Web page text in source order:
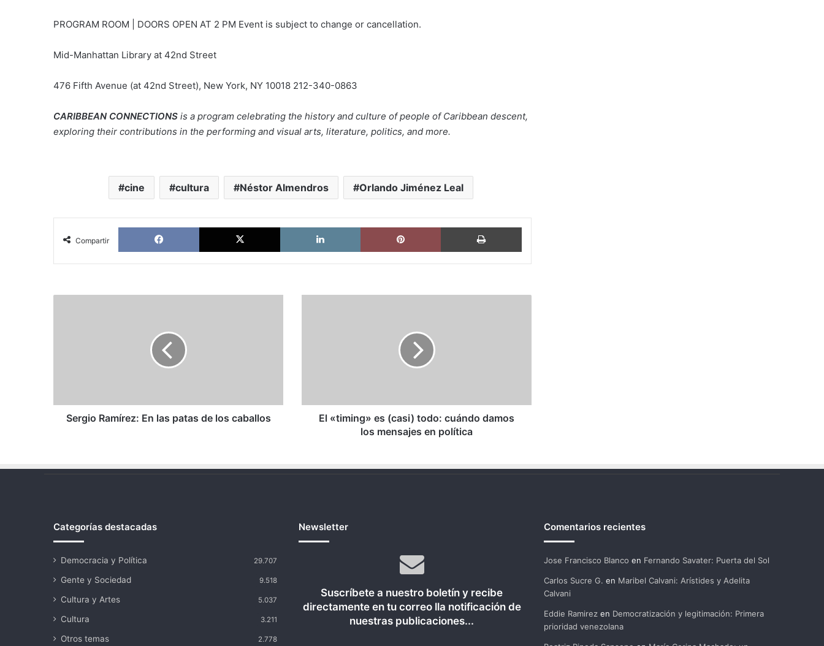
PROGRAM ROOM | DOORS OPEN AT 2 PM Event is subject to change or cancellation.
Mid-Manhattan Library at 42nd Street
476 Fifth Avenue (at 42nd Street), New York, NY 10018 212-340-0863
CARIBBEAN CONNECTIONS is a program celebrating the history and culture of people of Caribbean descent,
exploring their contributions in the performing and visual arts, literature, politics, and more.
cine cultura Néstor Almendros Orlando Jiménez Leal
Compartir
Facebook X LinkedIn Pinterest Imprimir
Sergio Ramírez: En las patas de los caballos
mensajes
El «timing» es (casi) todo: cuándo damos
los mensajes en política
Categorías destacadas
Democracia y Política 29.707
Gente y Sociedad 9.518
Cultura y Artes 5.037
Cultura 3.211
Otros temas 2.778
Newsletter
Suscríbete a nuestro boletín y recibe
directamente en tu correo lla notificación de
nuestras publicaciones...
Comentarios recientes
Jose Francisco Blanco en Fernando Savater: Puerta del Sol
Carlos Sucre G. en Maribel Calvani: Arístides y Adelita
Calvani
Eddie Ramirezen Democratización y legitimación: Primera
prioridad venezolana